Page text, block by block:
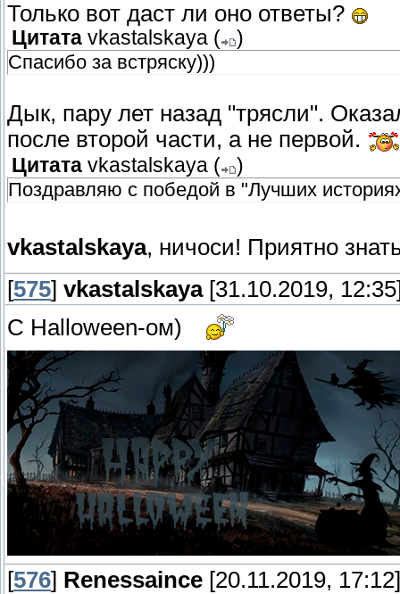
Только вот даст ли оно ответы?
Цитата vkastalskaya (
)
Спасибо за встряску)))
Дык, пару лет назад "трясли".
после второй части, а не первой.
Цитата vkastalskaya (
)
Поздравляю с победой в "Лучших
vkastalskaya, ничоси! Приятно
[575] vkastalskaya[31.10.2019,
С Halloween-ом)
[576] Renessaince [20.11.2019, 17:12]